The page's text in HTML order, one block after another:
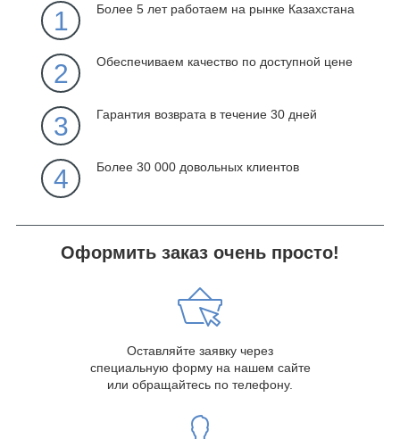
1 Более 5 лет работаем на рынке Казахстана
2 Обеспечиваем качество по доступной цене
3 Гарантия возврата в течение 30 дней
4 Более 30 000 довольных клиентов
Оформить заказ очень просто!
Оставляйте заявку через
специальную форму на нашем сайте
или обращайтесь по телефону.